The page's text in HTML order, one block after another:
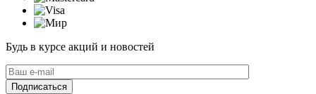
Будь в курсе акций и новостей